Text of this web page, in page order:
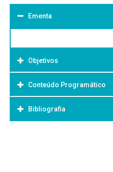
Ementa
Objetivos
Objetivo Geral:
Conteúdo Programático
Bibliografia